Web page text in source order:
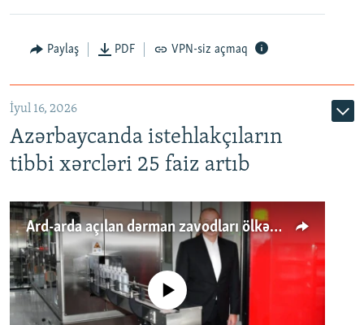
Paylaş PDF VPN-siz açmaq
İyul 16, 2026
Azərbaycanda istehlakçıların
tibbi xərcləri 25 faiz artıb
Ard-arda açılan dərman zavodları ölkənin tələbatını ödəyirmi?
No media source currently available